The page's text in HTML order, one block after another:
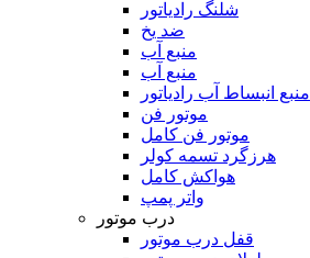
شلنگ رادیاتور
ضد یخ
منبع آب
منبع آب
منبع انبساط آب رادیاتور
موتور فن
موتور فن کامل
هرزگرد تسمه کولر
هواکش کامل
واتر پمپ
درب موتور
قفل درب موتور